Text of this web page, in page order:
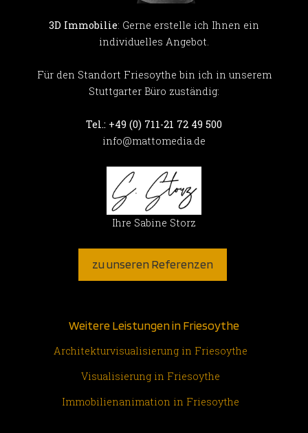
3D Immobilie: Gerne erstelle ich Ihnen ein
individuelles Angebot.
Für den Standort Friesoythe bin ich in unserem
Stuttgarter Büro zuständig:
Tel.: +49 (0) 711-21 72 49 500
info@mattomedia.de
Ihre Sabine Storz
zu unseren Referenzen
Weitere Leistungen in Friesoythe
Architekturvisualisierung in Friesoythe
Visualisierung in Friesoythe
Immobilienanimation in Friesoythe